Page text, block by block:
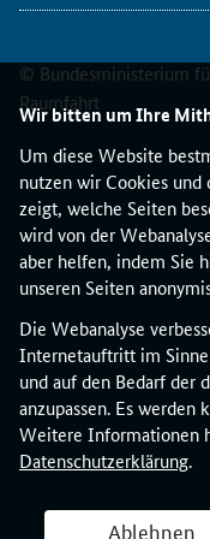
Wir bitten um Ihre
Um diese Website
nutzen wir Cookies und
zeigt, welche Seiten
wird von der
aber helfen, indem Sie
unseren Seiten
Die Webanalyse
Internetauftritt im
und auf den Bedarf der
anzupassen. Es
Weitere Informationen
Datenschutzerklärung.
Ablehnen
s
a
m
m
e
n
g
e
f
h
r
t
w
e
r
© Bundesministerium
Raumfahrt